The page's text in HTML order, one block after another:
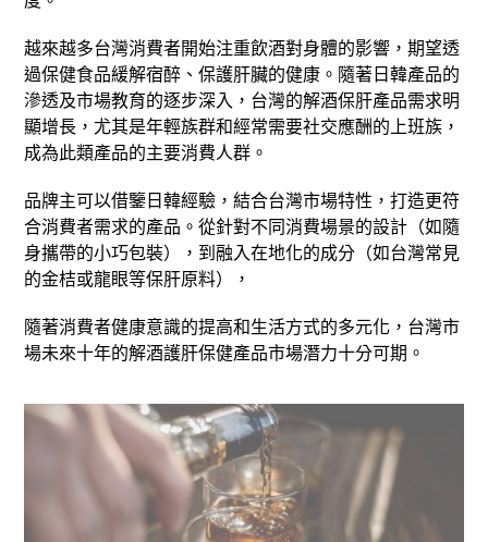
越來越多台灣消費者開始注重飲酒對身體的影響，期望透
過保健食品緩解宿醉、保護肝臟的健康。隨著日韓產品的
滲透及市場教育的逐步深入，台灣的解酒保肝產品需求明
顯增長，尤其是年輕族群和經常需要社交應酬的上班族，
成為此類產品的主要消費人群。
品牌主可以借鑒日韓經驗，結合台灣市場特性，打造更符
合消費者需求的產品。從針對不同消費場景的設計（如隨
身攜帶的小巧包裝），到融入在地化的成分（如台灣常見
的金桔或龍眼等保肝原料），
隨著消費者健康意識的提高和生活方式的多元化，台灣市
場未來十年的解酒護肝保健產品市場潛力十分可期。